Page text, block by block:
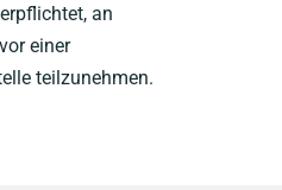
an
einer
teilzunehmen.